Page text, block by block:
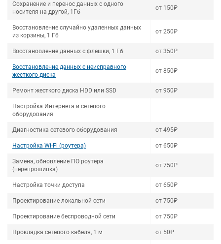
Сохранение и перенос данных с одного
носителя на другой, 1Гб
от 150₽
Восстановление случайно удаленных данных
из корзины, 1 Гб
от 250₽
Восстановление данных с флешки, 1 Гб от 350₽
Восстановление данных с неисправного
жесткого диска
от 850₽
Ремонт жесткого диска HDD или SSD от 950₽
Настройка Интернета и сетевого
оборудования
Диагностика сетевого оборудования от 495₽
Настройка Wi-Fi (роутера) от 650₽
Замена, обновление ПО роутера
(перепрошивка)
от 750₽
Настройка точки доступа от 650₽
Проектирование локальной сети от 750₽
Проектирование беспроводной сети от 750₽
Прокладка сетевого кабеля, 1 м от 50₽